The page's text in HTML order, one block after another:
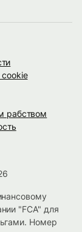
cookie
рабством
"FCA" для
Номер